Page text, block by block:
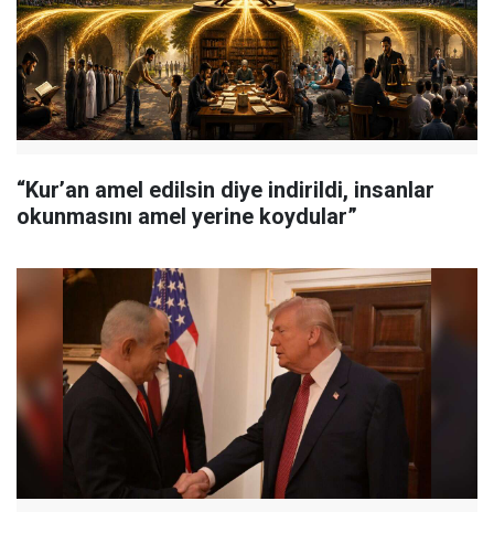
“Kur’an amel edilsin diye indirildi, insanlar
okunmasını amel yerine koydular”